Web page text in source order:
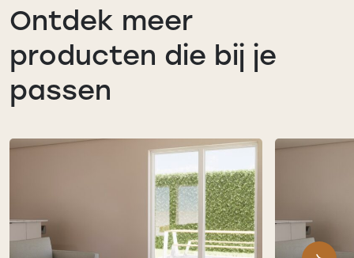
Ontdek meer
producten die bij je
passen